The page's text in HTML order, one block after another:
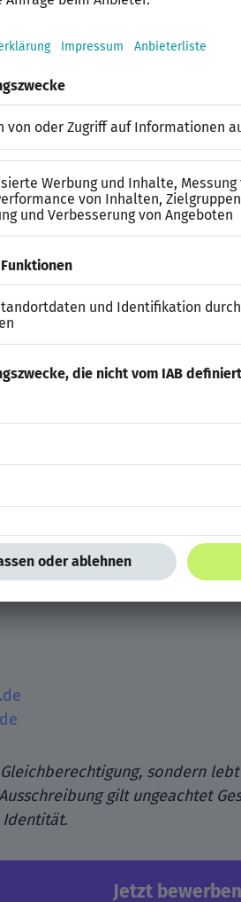
innerhalb der SAP
mit SAP Cloud Landschaften,
hoher remote Anteil,
inklusive Wahlmöglichkeit des
zur persönlichen und
Firma, offene
Handeln und
sondern
gilt ungeachtet
Jetzt bewerben